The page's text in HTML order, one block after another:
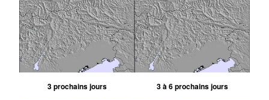
3 prochains jours 3 à 6 prochains jours